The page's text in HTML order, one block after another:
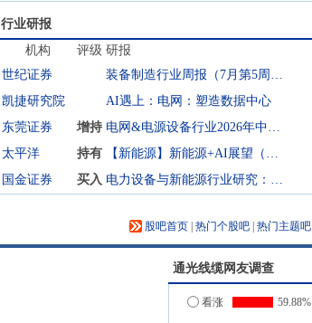
行业研报
机构 评级 研报
世纪证券
装备制造行业周报（7月第5周）：磷酸铁锂出口量价齐升
凯捷研究院 AI遇上：电网：塑造数据中心
东莞证券 增持 电网&电源设备行业2026年中期投资策略：内外景气三维共振，电网出海与算力配电双轮启航
太平洋 持有 【新能源】新能源+AI展望（第9期）：钠电驱动储能产业重构
国金证券 买入 电力设备与新能源行业研究：AIDC系列深度（五）-固态变压器（SST）：商业化加速落地，电网设备公司跑步入场
股吧首页 热门个股吧 热门主题吧
通光线缆网友调查
看涨 59.88%